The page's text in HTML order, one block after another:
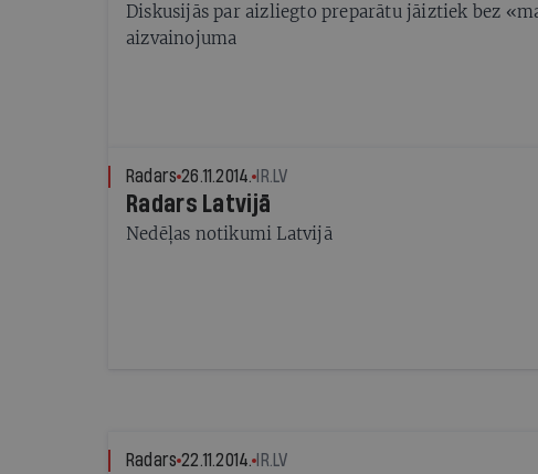
Diskusijās par aizliegto preparātu jāiztiek bez
aizvainojuma
Radars 26.11.2014. IR.LV
Radars Latvijā
Nedēļas notikumi Latvijā
Radars 22.11.2014. IR.LV